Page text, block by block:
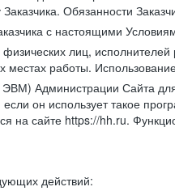
Обязанности
с настоящими
лиц,
работы.
Администрации Сайта
он использует такое
на сайте https://hh.ru.
действий: